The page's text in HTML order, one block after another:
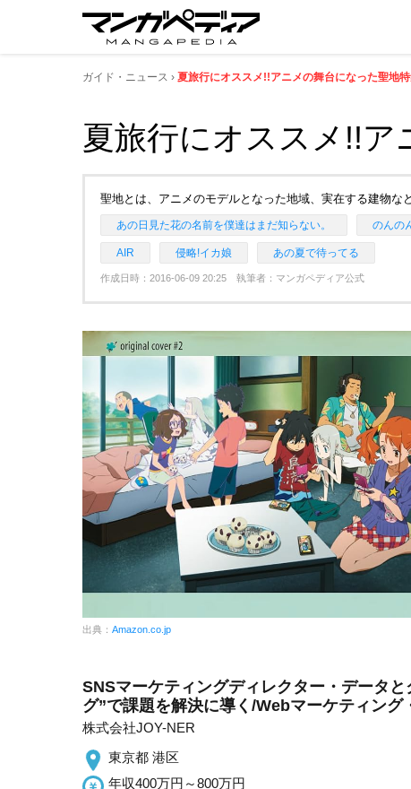
ガイド・ニュース 夏旅行にオススメ!!アニメの舞台になった聖地
夏旅行にオススメ!!ア
聖地とは、アニメのモデルとなった地域、実在する建物な
あの日見た花の名前を僕達はまだ知らない。 のんの
AIR 侵略!イカ娘 あの夏で待ってる
作成日時：2016-06-09 20:25 執筆者：マンガペディア公式
出典： Amazon.co.jp
SNSマーケティングディレクター・データ
グ”で課題を解決に導く/Webマーケティング
株式会社JOY-NER
東京都 港区
年収400万円～800万円